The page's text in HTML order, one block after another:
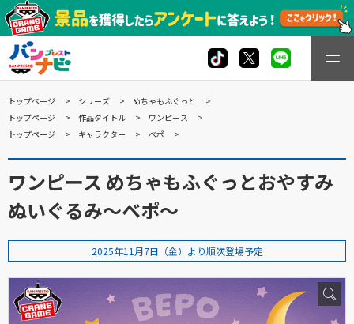
トップページ シリーズ
めちゃもふぐっと
トップページ
作品タイトル
ワンピース
トップページ
キャラクター ベポ
ワンピース めちゃもふぐっとおやすみ
ぬいぐるみ～ベポ～
2025年11月7日（金）より順次登場予定